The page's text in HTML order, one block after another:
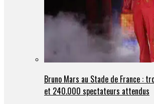
Bruno Mars au Stade de France :
et 240.000 spectateurs attendus